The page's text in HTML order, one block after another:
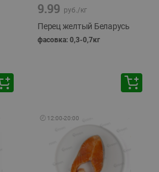
9.99 руб./кг
Перец желтый Беларусь
фасовка: 0,3-0,7кг
🕘 12:00-20:00